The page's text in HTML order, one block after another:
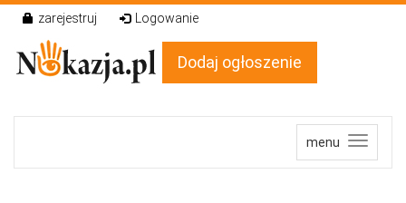
zarejestruj Logowanie
Dodaj ogłoszenie
menu